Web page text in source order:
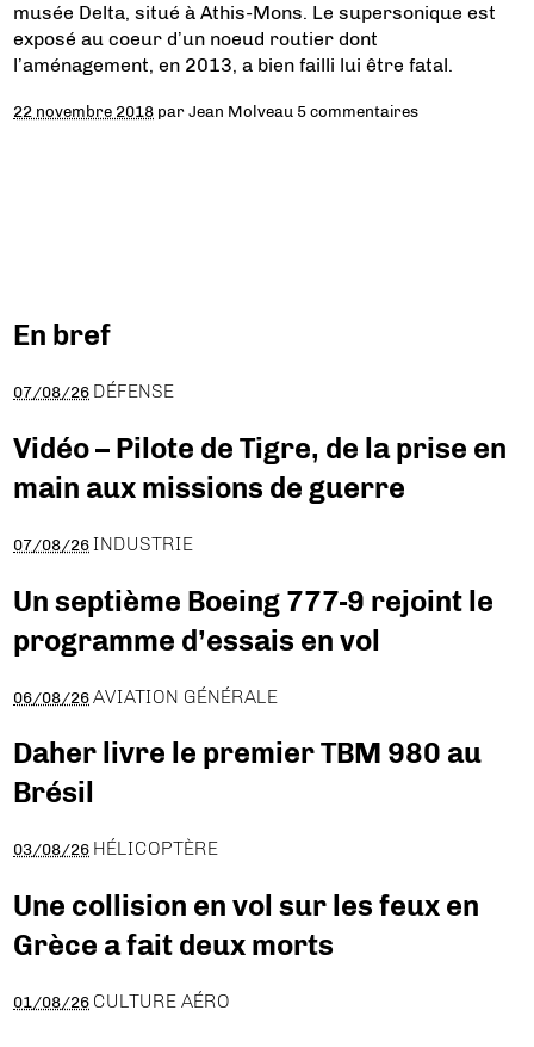
musée Delta, situé à Athis-Mons. Le supersonique est
exposé au coeur d’un noeud routier dont
l’aménagement, en 2013, a bien failli lui être fatal.
22 novembre 2018 parJean Molveau 5 commentaires
En bref
07/08/26 DÉFENSE
Vidéo – Pilote de Tigre, de la prise en
main aux missions de guerre
07/08/26 INDUSTRIE
Un septième Boeing 777-9 rejoint le
programme d’essais en vol
06/08/26 AVIATION GÉNÉRALE
Daher livre le premier TBM 980 au
Brésil
03/08/26 HÉLICOPTÈRE
Une collision en vol sur les feux en
Grèce a fait deux morts
01/08/26 CULTURE AÉRO